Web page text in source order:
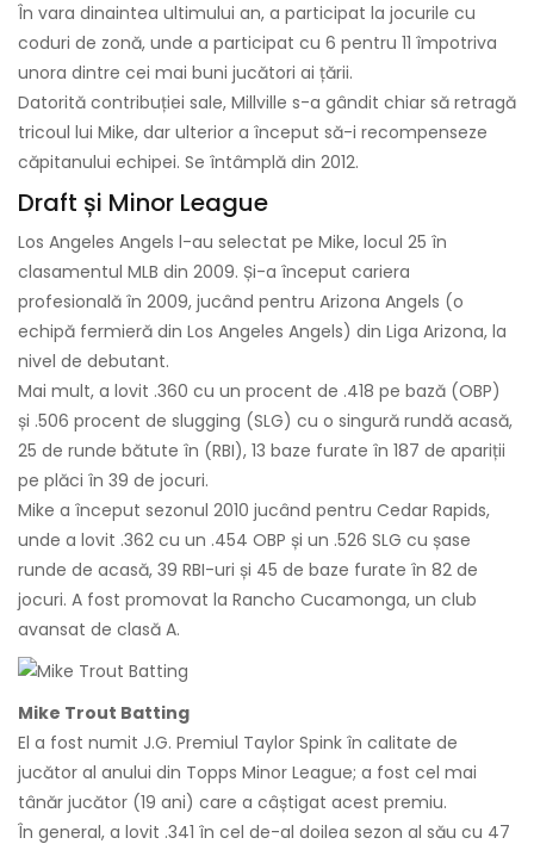
În vara dinaintea ultimului an, a participat la jocurile cu
coduri de zonă, unde a participat cu 6 pentru 11 împotriva
unora dintre cei mai buni jucători ai țării.
Datorită contribuției sale, Millville s-a gândit chiar să retragă
tricoul lui Mike, dar ulterior a început să-i recompenseze
căpitanului echipei. Se întâmplă din 2012.
Draft și Minor League
Los Angeles Angels l-au selectat pe Mike, locul 25 în
clasamentul MLB din 2009. Și-a început cariera
profesională în 2009, jucând pentru Arizona Angels (o
echipă fermieră din Los Angeles Angels) din Liga Arizona, la
nivel de debutant.
Mai mult, a lovit .360 cu un procent de .418 pe bază (OBP)
și .506 procent de slugging (SLG) cu o singură rundă acasă,
25 de runde bătute în (RBI), 13 baze furate în 187 de apariții
pe plăci în 39 de jocuri.
Mike a început sezonul 2010 jucând pentru Cedar Rapids,
unde a lovit .362 cu un .454 OBP și un .526 SLG cu șase
runde de acasă, 39 RBI-uri și 45 de baze furate în 82 de
jocuri. A fost promovat la Rancho Cucamonga, un club
avansat de clasă A.
Mike Trout Batting
El a fost numit J.G. Premiul Taylor Spink în calitate de
jucător al anului din Topps Minor League; a fost cel mai
tânăr jucător (19 ani) care a câștigat acest premiu.
În general, a lovit .341 în cel de-al doilea sezon al său cu 47